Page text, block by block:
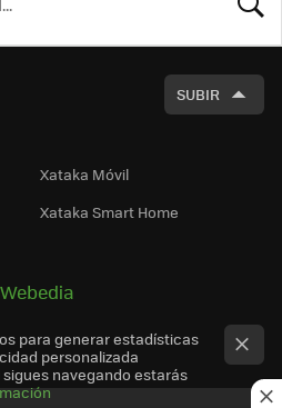
SUBIR
Xataka Móvil
Xataka Smart Home
para generar estadísticas
personalizada
navegando estarás